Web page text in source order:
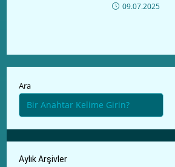
09.07.2025
Ara
Aylık Arşivler